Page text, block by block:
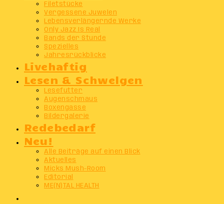
Filetstücke
Vergessene Juwelen
Lebensverlängernde Werke
Only Jazz Is Real
Bands der Stunde
Spezielles
Jahresrückblicke
Livehaftig
Lesen & Schwelgen
Lesefutter
Augenschmaus
Boxengasse
Bildergalerie
Redebedarf
Neu!
Alle Beiträge auf einen Blick
Aktuelles
Micks Mush-Room
Editorial
ME(N)TAL HEALTH